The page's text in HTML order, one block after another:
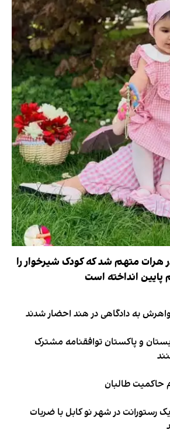
هرات متهم شد که کودک شیرخوار را
پایین انداخته است
به دادگاهی در هند احضار شدند
و پاکستان توافقنامه مشترک
حاکمیت طالبان
رستورانت در شهر نو کابل با ضربات